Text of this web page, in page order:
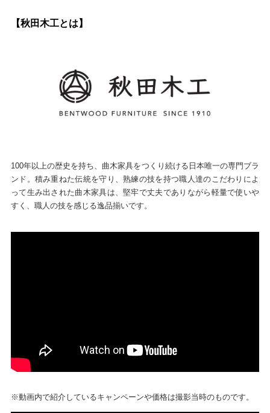
【秋田木工とは】
100年以上の歴史を持ち、曲木家具をつくり続ける日本唯一の専門ブラ
ンド。積み重ねた伝統を守り、熟練の技を持つ職人達のこだわりによ
って生み出された曲木家具は、堅牢で丈夫でありながら軽量で使いや
すく、職人の技を感じる逸品揃いです。
※動画内で紹介しているキャンペーンや価格は撮影当時のものです。